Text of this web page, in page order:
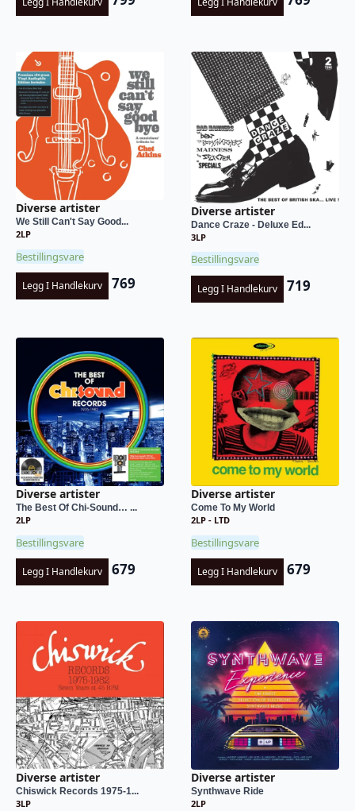
Diverse artister
We Still Can't Say Good...
2LP
Bestillingsvare
Legg I Handlekurv 769
Diverse artister
Dance Craze - Deluxe Ed...
3LP
Bestillingsvare
Legg I Handlekurv 719
Diverse artister
The Best Of Chi-Sound… ...
2LP
Bestillingsvare
Legg I Handlekurv 679
Diverse artister
Come To My World
2LP - LTD
Bestillingsvare
Legg I Handlekurv 679
Diverse artister
Chiswick Records 1975-1...
3LP
Diverse artister
Synthwave Ride
2LP